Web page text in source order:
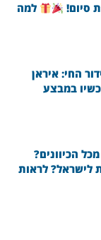
סיום!
למה
החי: איראן
במבצע
הכיוונים?
לישראל? לראות